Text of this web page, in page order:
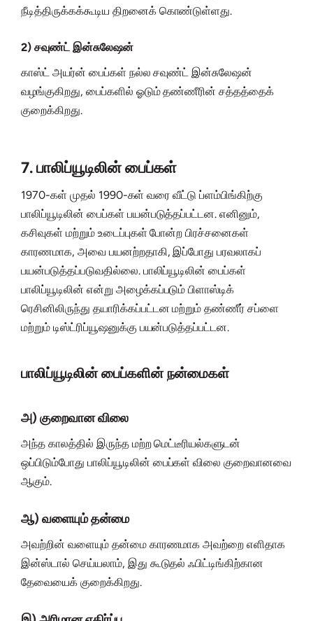
நீடித்திருக்கக்கூடிய திறனைக் கொண்டுள்ளது.
2) சவுண்ட் இன்சுலேஷன்
காஸ்ட் அயர்ன் பைப்கள் நல்ல சவுண்ட் இன்சுலேஷன்
வழங்குகிறது, பைப்களில் ஓடும் தண்ணீரின் சத்தத்தைக்
குறைக்கிறது.
7. பாலிப்யூடிலின் பைப்கள்
1970-கள் முதல் 1990-கள் வரை வீட்டு ப்ளம்பிங்கிற்கு
பாலிப்யூடிலின் பைப்கள் பயன்படுத்தப்பட்டன. எனினும்,
கசிவுகள் மற்றும் உடைப்புகள் போன்ற பிரச்சனைகள்
காரணமாக, அவை பயனற்றதாகி, இப்போது பரவலாகப்
பயன்படுத்தப்படுவதில்லை. பாலிப்யூடிலின் பைப்கள்
பாலிப்யூடிலின் என்று அழைக்கப்படும் பிளாஸ்டிக்
ரெசினிலிருந்து தயாரிக்கப்பட்டன மற்றும் தண்ணீர் சப்ளை
மற்றும் டிஸ்ட்ரிப்யூஷனுக்கு பயன்படுத்தப்பட்டன.
பாலிப்யூடிலின் பைப்களின் நன்மைகள்
அ) குறைவான விலை
அந்த காலத்தில் இருந்த மற்ற மெட்டீரியல்களுடன்
ஒப்பிடும்போது பாலிப்யூடிலின் பைப்கள் விலை குறைவானவை
ஆகும்.
ஆ) வளையும் தன்மை
அவற்றின் வளையும் தன்மை காரணமாக அவற்றை எளிதாக
இன்ஸ்டால் செய்யலாம், இது கூடுதல் ஃபிட்டிங்கிற்கான
தேவையைக் குறைக்கிறது.